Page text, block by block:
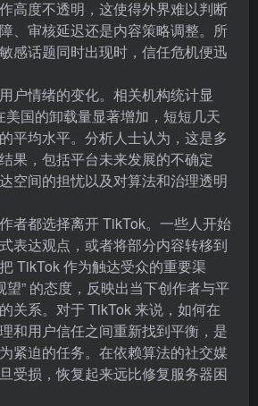
高度不透明，这使得外界难以判断
、审核延迟还是内容策略调整。所
感话题同时出现时，信任危机便迅
户情绪的变化。相关机构统计显
美国的卸载量显著增加，短短几天
平均水平。分析人士认为，这是多
果，包括平台未来发展的不确定
空间的担忧以及对算法和治理透明
者都选择离开 TikTok。一些人开始
表达观点，或者将部分内容转移到
TikTok 作为触达受众的重要渠
望” 的态度，反映出当下创作者与平
关系。对于 TikTok 来说，如何在
和用户信任之间重新找到平衡，是
紧迫的任务。在依赖算法的社交媒
受损，恢复起来远比修复服务器困